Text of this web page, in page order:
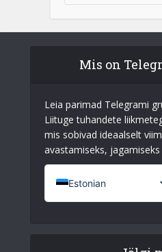
Mis on
Leia parimad Telegrami
Liituge tuhandete
mis sobivad ideaalselt
avastamiseks,
Estonian
French (France)